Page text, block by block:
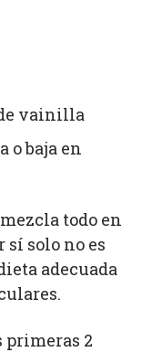
vainilla
o baja en
todo en
sí solo no es
adecuada
primeras 2